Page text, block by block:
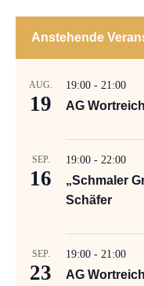
Anstehende
AUG.
19
19:00 - 21:00
AG Wortreich
SEP.
16
19:00 - 22:00
„Schmaler
Schäfer
SEP.
23
19:00 - 21:00
AG Wortreich